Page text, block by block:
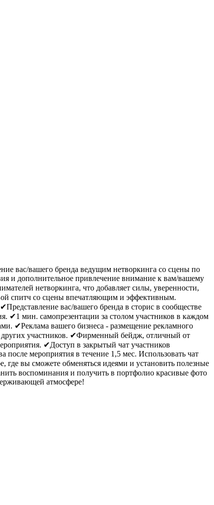
вас/вашего бренда ведущим нетворкинга со сцены по
и дополнительное привлечение внимание к вам/вашему
нетворкинга, что добавляет силы, уверенности,
спитч со сцены впечатляющим и эффективным.
вас/вашего бренда в сторис в сообществе
✔1 мин. самопрезентации за столом участников в каждом
✔Реклама вашего бизнеса - размещение рекламного
других участников. ✔Фирменный бейдж, отличный от
✔Доступ в закрытый чат участников
мероприятия в течение 1,5 мес. Использовать чат
вы сможете обменяться идеями и установить полезные
воспоминания и получить в портфолио красивые фото
атмосфере!